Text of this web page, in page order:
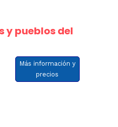
y pueblos del
Más información y
precios